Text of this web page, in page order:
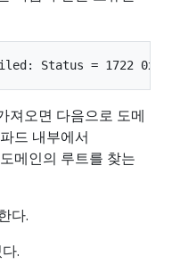
져오면 다음으로 도메
드 내부에서
메인의 루트를 찾는
다.
.